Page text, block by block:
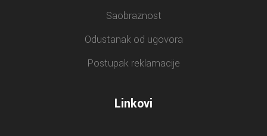
Saobraznost
Odustanak od ugovora
Postupak reklamacije
Linkovi